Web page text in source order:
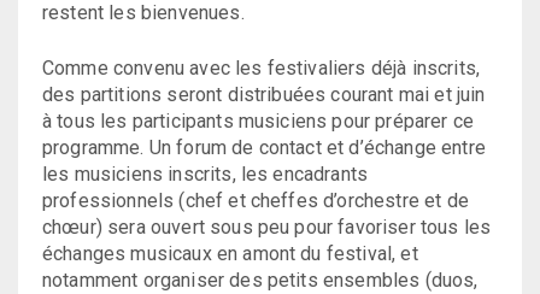
restent les bienvenues.
Comme convenu avec les festivaliers déjà inscrits,
des partitions seront distribuées courant mai et juin
à tous les participants musiciens pour préparer ce
programme. Un forum de contact et d’échange entre
les musiciens inscrits, les encadrants
professionnels (chef et cheffes d’orchestre et de
chœur) sera ouvert sous peu pour favoriser tous les
échanges musicaux en amont du festival, et
notamment organiser des petits ensembles (duos,